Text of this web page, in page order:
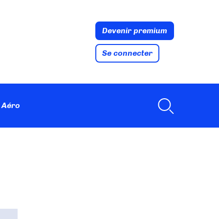
Devenir premium
Se connecter